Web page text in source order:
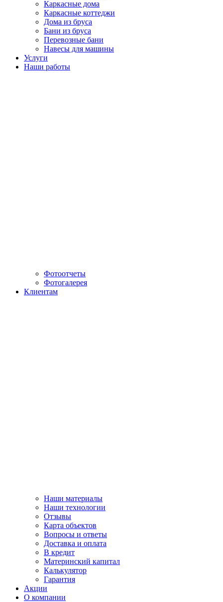
Каркасные дома
Каркасные коттеджи
Дома из бруса
Бани из бруса
Перевозные бани
Навесы для машины
Услуги
Наши работы
Фотоотчеты
Фотогалерея
Клиентам
Наши материалы
Наши технологии
Отзывы
Карта объектов
Вопросы и ответы
Доставка и оплата
В кредит
Материнский капитал
Калькулятор
Гарантия
Акции
О компании